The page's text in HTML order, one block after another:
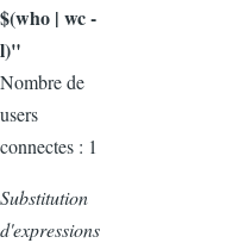
$(who | wc -
l)"
Nombre de
users
connectes : 1
Substitution
d'expressions